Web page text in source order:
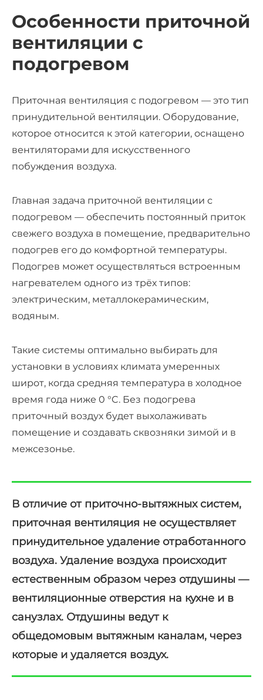
Особенности приточной
вентиляции с
подогревом
Приточная вентиляция с подогревом — это тип
принудительной вентиляции. Оборудование,
которое относится к этой категории, оснащено
вентиляторами для искусственного
побуждения воздуха.
Главная задача приточной вентиляции с
подогревом — обеспечить постоянный приток
свежего воздуха в помещение, предварительно
подогрев его до комфортной температуры.
Подогрев может осуществляться встроенным
нагревателем одного из трёх типов:
электрическим, металлокерамическим,
водяным.
Такие системы оптимально выбирать для
установки в условиях климата умеренных
широт, когда средняя температура в холодное
время года ниже 0 °C. Без подогрева
приточный воздух будет выхолаживать
помещение и создавать сквозняки зимой и в
межсезонье.
В отличие от приточно-вытяжных систем,
приточная вентиляция не осуществляет
принудительное удаление отработанного
воздуха. Удаление воздуха происходит
естественным образом через отдушины —
вентиляционные отверстия на кухне и в
санузлах. Отдушины ведут к
общедомовым вытяжным каналам, через
которые и удаляется воздух.